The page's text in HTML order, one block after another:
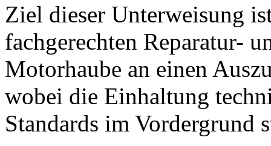
Ziel dieser Unterweisung
fachgerechten Reparatur-
Motorhaube an einen
wobei die Einhaltung
Standards im Vordergrund